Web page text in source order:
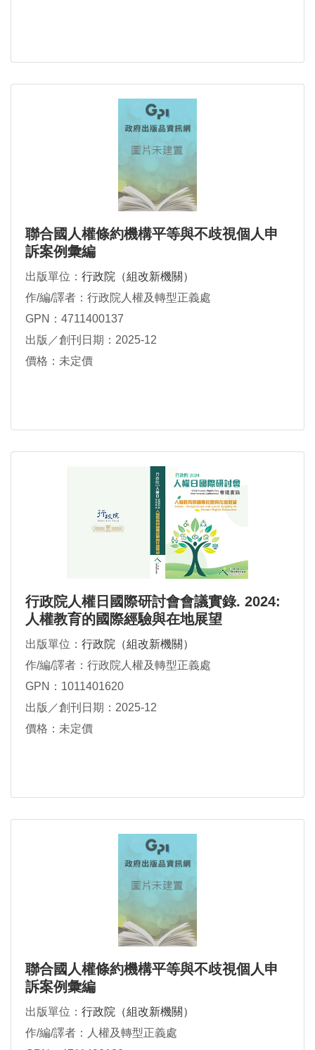
聯合國人權條約機構平等與不歧視個人申
訴案例彙編
出版單位： 行政院（組改新機關）
作/編/譯者：行政院人權及轉型正義處
GPN：4711400137
出版／創刊日期：2025-12
價格：未定價
行政院人權日國際研討會會議實錄. 2024:
人權教育的國際經驗與在地展望
出版單位： 行政院（組改新機關）
作/編/譯者：行政院人權及轉型正義處
GPN：1011401620
出版／創刊日期：2025-12
價格：未定價
聯合國人權條約機構平等與不歧視個人申
訴案例彙編
出版單位： 行政院（組改新機關）
作/編/譯者：人權及轉型正義處